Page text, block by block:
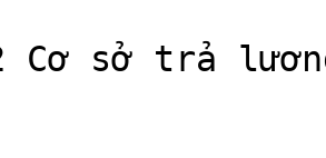
Cơ sở trả